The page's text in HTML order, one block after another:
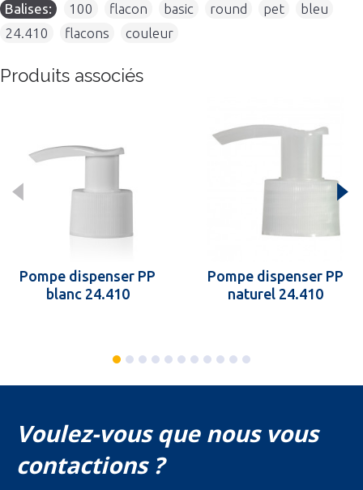
Balises: 100 flacon basic round pet bleu
24.410
flacons couleur
Produits associés
Pompe dispenser PP
blanc 24.410
Pompe dispenser PP
naturel 24.410
Voulez-vous que nous vous
contactions ?